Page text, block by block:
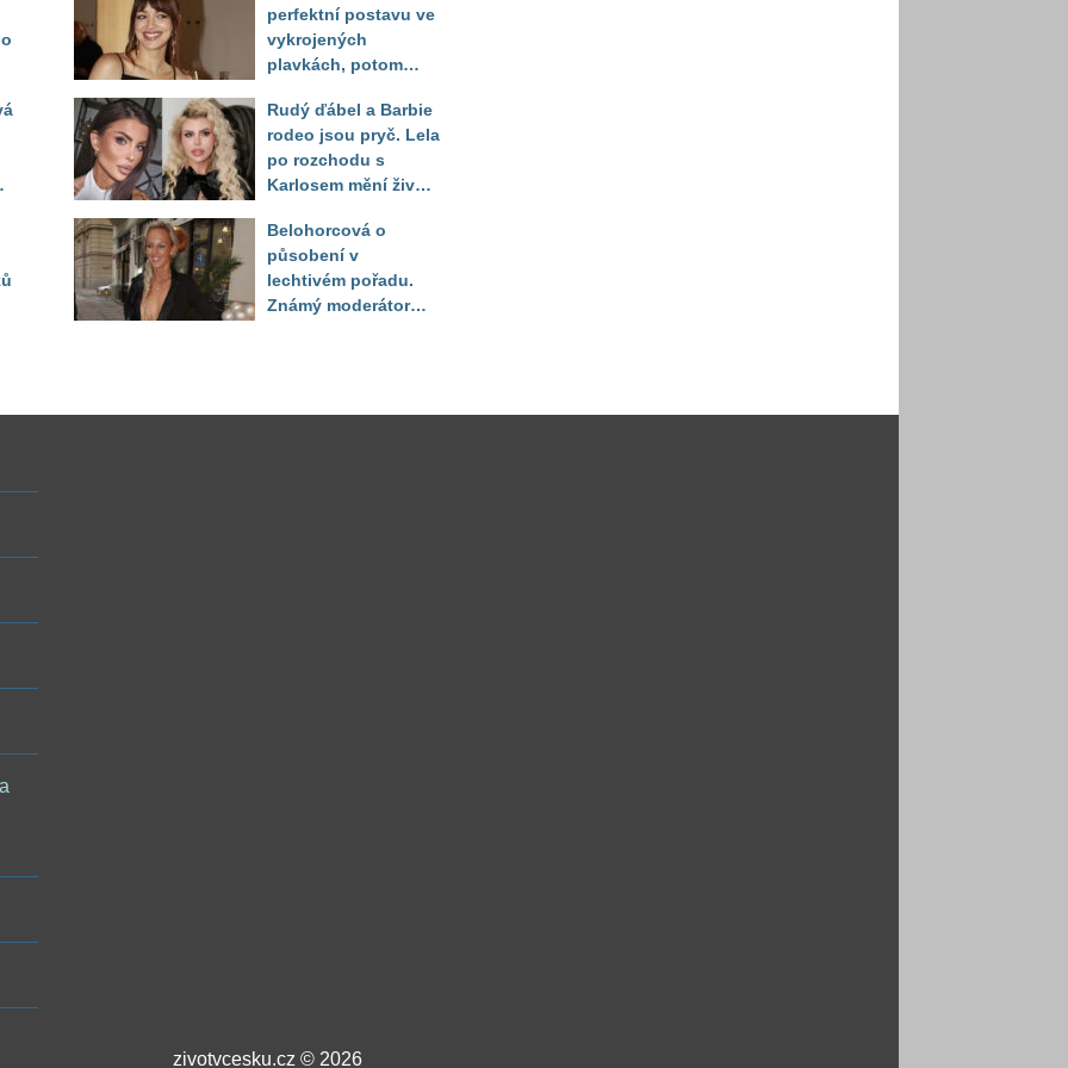
perfektní postavu ve
vykrojených
plavkách, potom
těla
Rudý ďábel a Barbie
rodeo jsou pryč. Lela
po rozchodu s
Karlosem mění život i
Sandeva
Belohorcová o
působení v
lechtivém pořadu.
Známý moderátor
zivotvcesku.cz © 2026